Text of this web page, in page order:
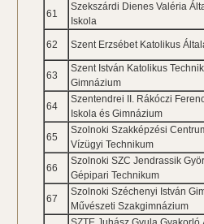
61
Szekszárdi Dienes Valéria
Iskola
62 Szent Erzsébet Katolikus
63
Szent István Katolikus
Gimnázium
64
Szentendrei II. Rákóczi
Iskola és Gimnázium
65
Szolnoki Szakképzési
Vízügyi Technikum
66
Szolnoki SZC Jendrassik
Gépipari Technikum
67
Szolnoki Széchenyi István
Művészeti Szakgimnázium